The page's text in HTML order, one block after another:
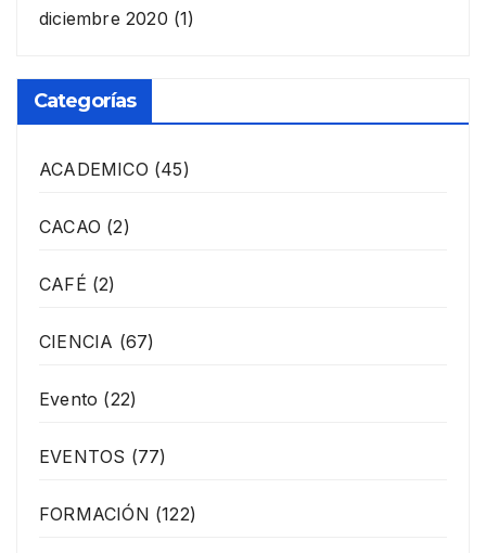
diciembre 2020 (1)
Categorías
ACADEMICO (45)
CACAO (2)
CAFÉ (2)
CIENCIA (67)
Evento (22)
EVENTOS (77)
FORMACIÓN (122)